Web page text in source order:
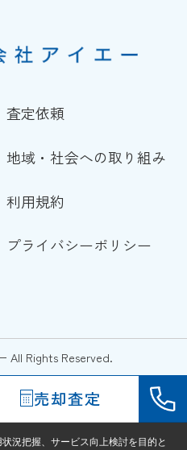
査定依頼
地域・社会への取り組み
利用規約
プライバシーポリシー
All Rights Reserved.
売却査定
況把握、サービス向上検討を目的と